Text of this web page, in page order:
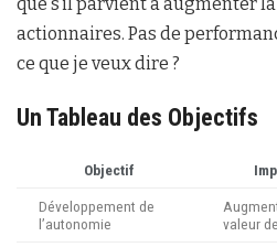
actionnaires. Pas de
ce que je veux dire ?
Un Tableau des Objectifs
Objectif
Développement de
l’autonomie
valeur